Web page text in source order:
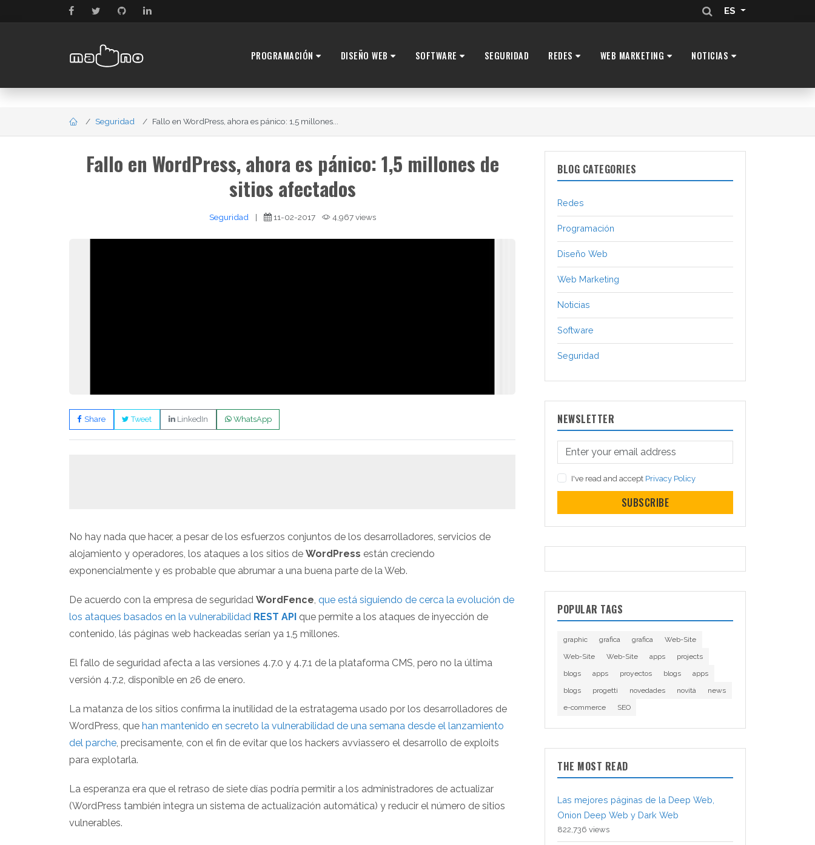
ES
PROGRAMACIÓN DISEÑO WEB SOFTWARE SEGURIDAD REDES WEB MARKETING NOTICIAS
Seguridad Fallo en WordPress, ahora es pánico: 1,5 millones...
Fallo en WordPress, ahora es pánico: 1,5 millones de
sitios afectados
Seguridad | 11-02-2017 4,967 views
Share Tweet LinkedIn WhatsApp
No hay nada que hacer, a pesar de los esfuerzos conjuntos de los desarrolladores, servicios de
alojamiento y operadores, los ataques a los sitios de WordPress están creciendo
exponencialmente y es probable que abrumar a una buena parte de la Web.
De acuerdo con la empresa de seguridad WordFence que está siguiendo de cerca la evolución de
los ataques basados en la vulnerabilidad REST API que permite a los ataques de inyección de
contenido, lás páginas web hackeadas serían ya 1,5 millones.
El fallo de seguridad afecta a las versiones 4.7.0 y 4.7.1 de la plataforma CMS, pero no la última
versión 4.7.2, disponible en 26 de enero.
La matanza de los sitios confirma la inutilidad de la estratagema usado por los desarrolladores de
WordPress, que han mantenido en secreto la vulnerabilidad de una semana desde el lanzamiento
del parche , precisamente, con el fin de evitar que los hackers avviassero el desarrollo de exploits
para explotarla.
La esperanza era que el retraso de siete días podría permitir a los administradores de actualizar
(WordPress también integra un sistema de actualización automática) y reducir el número de sitios
vulnerables.
BLOG CATEGORIES
Redes
Programación
Diseño Web
Web Marketing
Noticias
Software
Seguridad
NEWSLETTER
I've read and accept Privacy Policy
SUBSCRIBE
POPULAR TAGS
graphic grafica grafica
Web-Site
Web-Site
Web-Site apps
projects
blogs
apps proyectos blogs
apps
blogs
progetti novedades novità
news
e-commerce
SEO
THE MOST READ
Las mejores páginas de la Deep Web,
Onion Deep Web y Dark Web
822,736 views